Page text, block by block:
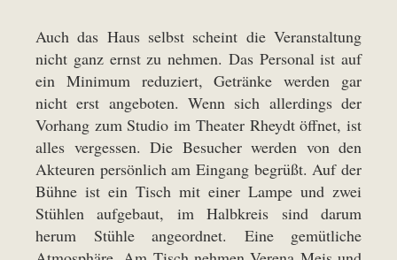
Auch das Haus selbst scheint die Veranstaltung
nicht ganz ernst zu nehmen. Das Personal ist auf
ein Minimum reduziert, Getränke werden gar
nicht erst angeboten. Wenn sich allerdings der
Vorhang zum Studio im Theater Rheydt öffnet, ist
alles vergessen. Die Besucher werden von den
Akteuren persönlich am Eingang begrüßt. Auf der
Bühne ist ein Tisch mit einer Lampe und zwei
Stühlen aufgebaut, im Halbkreis sind darum
herum Stühle angeordnet. Eine gemütliche